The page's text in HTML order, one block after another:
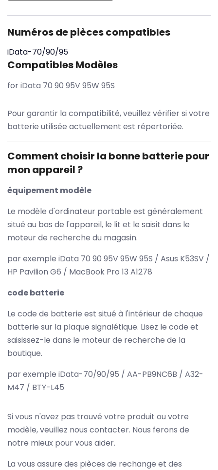
Numéros de pièces compatibles
iData-70/90/95
Compatibles Modèles
for iData 70 90 95V 95W 95S
Pour garantir la compatibilité, veuillez vérifier si votre
batterie utilisée actuellement est répertoriée.
Comment choisir la bonne batterie pour
mon appareil ?
équipement modèle
Le modèle d'ordinateur portable est généralement
situé au bas de l'appareil, le lit et le saisit dans le
moteur de recherche du magasin.
par exemple iData 70 90 95V 95W 95S / Asus K53SV /
HP Pavilion G6 / MacBook Pro 13 A1278
code batterie
Le code de batterie est situé à l'intérieur de chaque
batterie sur la plaque signalétique. Lisez le code et
saisissez-le dans le moteur de recherche de la
boutique.
par exemple iData-70/90/95 / AA-PB9NC6B / A32-
M47 / BTY-L45
Si vous n'avez pas trouvé votre produit ou votre
modèle, veuillez nous contacter. Nous ferons de
notre mieux pour vous aider.
La vous assure des pièces de rechange et des